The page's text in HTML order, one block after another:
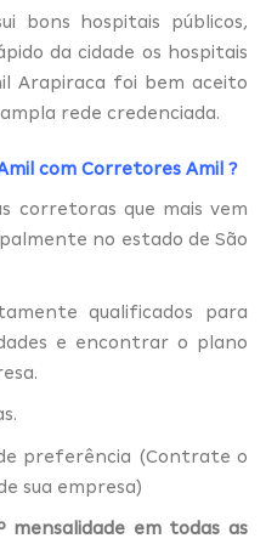
bons hospitais públicos,
da cidade os hospitais
Arapiraca foi bem aceito
rede credenciada.
com Corretores Amil ?
corretoras que mais vem
no estado de São
qualificados para
e encontrar o plano
preferência (Contrate o
sua empresa)
em todas as